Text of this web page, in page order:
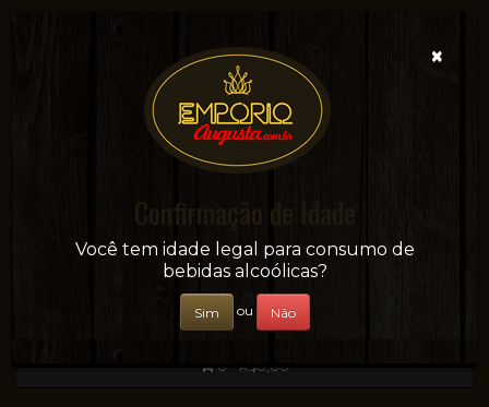
Sua conveniência e adega on-line!
0 - R$0,00
×
Confirmação de Idade
Você tem idade legal para consumo de
bebidas alcoólicas?
Sim ou Não